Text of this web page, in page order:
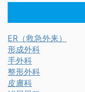
ER（救急外来）
形成外科
手外科
整形外科
皮膚科